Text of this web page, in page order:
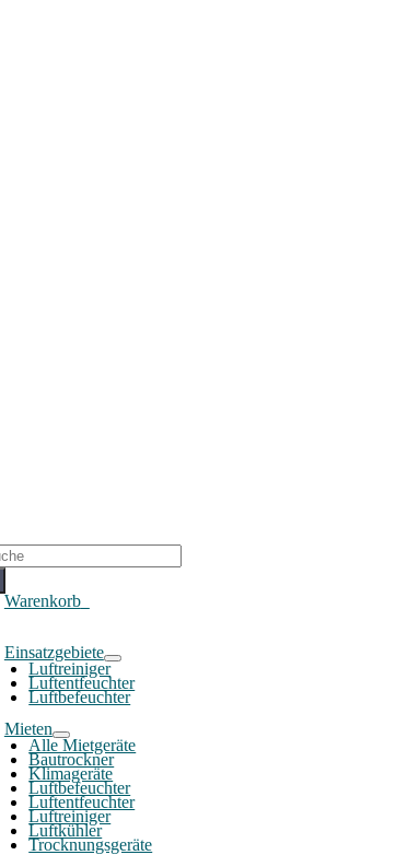
Warenkorb0
Einsatzgebiete
Luftreiniger
Luftentfeuchter
Luftbefeuchter
Mieten
Alle Mietgeräte
Bautrockner
Klimageräte
Luftbefeuchter
Luftentfeuchter
Luftreiniger
Luftkühler
Trocknungsgeräte